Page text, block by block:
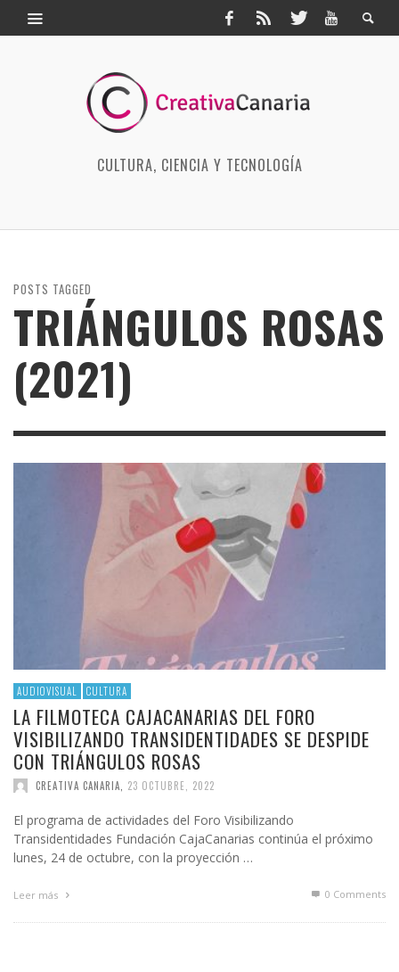
CULTURA, CIENCIA Y TECNOLOGÍA
POSTS TAGGED
TRIÁNGULOS ROSAS
(2021)
AUDIOVISUAL CULTURA
LA FILMOTECA CAJACANARIAS DEL FORO
VISIBILIZANDO TRANSIDENTIDADES SE DESPIDE
CON TRIÁNGULOS ROSAS
CREATIVA CANARIA 23 OCTUBRE, 2022
El programa de actividades del Foro Visibilizando
Transidentidades Fundación CajaCanarias continúa el próximo
lunes, 24 de octubre, con la proyección …
Leer más 0 Comments